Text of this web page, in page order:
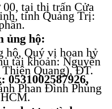
tại thị trấn Cửa
tỉnh Quảng Trị:
ủng hộ:
hộ, Quý vị hoan hỷ
tài khoản: Nguyễn
Quang), ĐT.
: 0531002587926,
Phan Đình Phùng